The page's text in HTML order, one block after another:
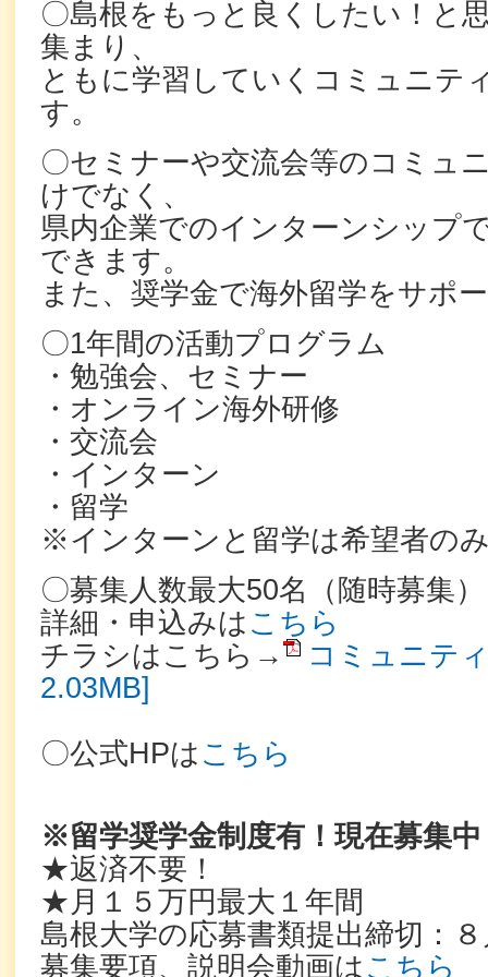
〇島根をもっと良くしたい！と
集まり、
ともに学習していくコミュニテ
す。
〇セミナーや交流会等のコミュ
けでなく、
県内企業でのインターンシップ
できます。
また、奨学金で海外留学をサポ
〇1年間の活動プログラム
・勉強会、セミナー
・オンライン海外研修
・交流会
・インターン
・留学
※インターンと留学は希望者の
〇募集人数最大50名（随時募集）
詳細・申込みは こちら
チラシはこちら→
コミュニテ
2.03MB]
〇公式HPは こちら
※留学奨学金制度有！現在募集中
★返済不要！
★月１５万円最大１年間
島根大学の応募書類提出締切：
募集要項、説明会動画は こちら